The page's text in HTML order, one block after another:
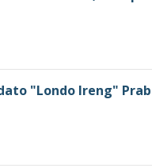
"Londo Ireng"